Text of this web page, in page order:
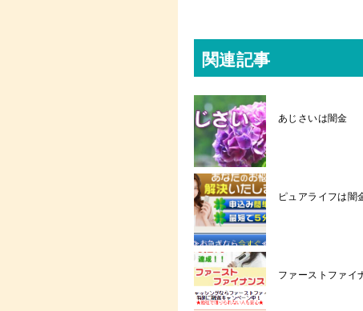
関連記事
あじさいは闇金
ピュアライフは闇
ファーストファ